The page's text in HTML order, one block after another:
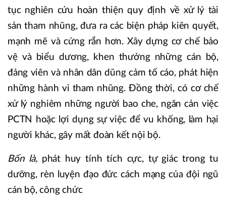
tục nghiên cứu hoàn thiện quy định về xử lý tài
sản tham nhũng, đưa ra các biện pháp kiên quyết,
mạnh mẽ và cứng rắn hơn. Xây dựng cơ chế bảo
vệ và biểu dương, khen thưởng những cán bộ,
đảng viên và nhân dân dũng cảm tố cáo, phát hiện
những hành vi tham nhũng. Đồng thời, có cơ chế
xử lý nghiêm những người bao che, ngăn cản việc
PCTN hoặc lợi dụng sự việc để vu khống, làm hại
người khác, gây mất đoàn kết nội bộ.
Bốn là,phát huy tính tích cực, tự giác trong tu
dưỡng, rèn luyện đạo đức cách mạng của đội ngũ
cán bộ, công chức